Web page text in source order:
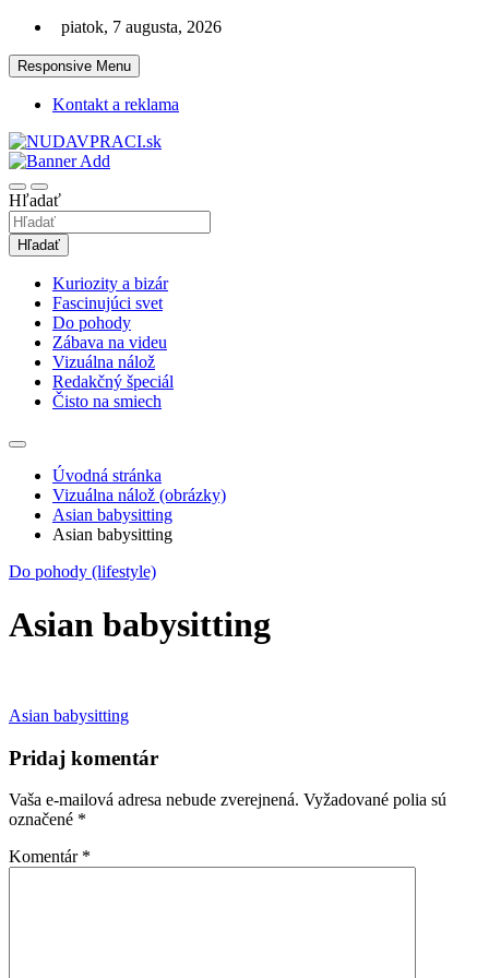
Skip
content
piatok, 7 augusta, 2026
Responsive Menu
Kontakt a reklama
nudaVpráci.sk
Hľadať
Hľadať
Kuriozity a bizár
Fascinujúci svet
Do pohody
Zábava na videu
Vizuálna nálož
Redakčný špeciál
Čisto na smiech
Úvodná stránka
Vizuálna nálož (obrázky)
Asian babysitting
Asian babysitting
Do pohody (lifestyle)
Asian babysitting
Navigácia
v
článku
Asian babysitting
Pridaj komentár
Vaša e-mailová adresa nebude zverejnená. Vyžadované polia sú
označené *
Komentár *